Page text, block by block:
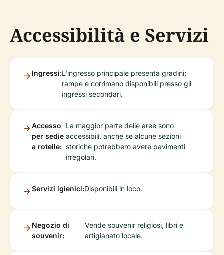
Accessibilità e Servizi
Ingressi:L'ingresso principale presenta gradini;
rampe e corrimano disponibili presso gli
ingressi secondari.
Accesso
per sedie
a rotelle:
La maggior parte delle aree sono
accessibili, anche se alcune sezioni
storiche potrebbero avere pavimenti
irregolari.
Servizi igienici:Disponibili in loco.
Negozio di
souvenir:
Vende souvenir religiosi, libri e
artigianato locale.